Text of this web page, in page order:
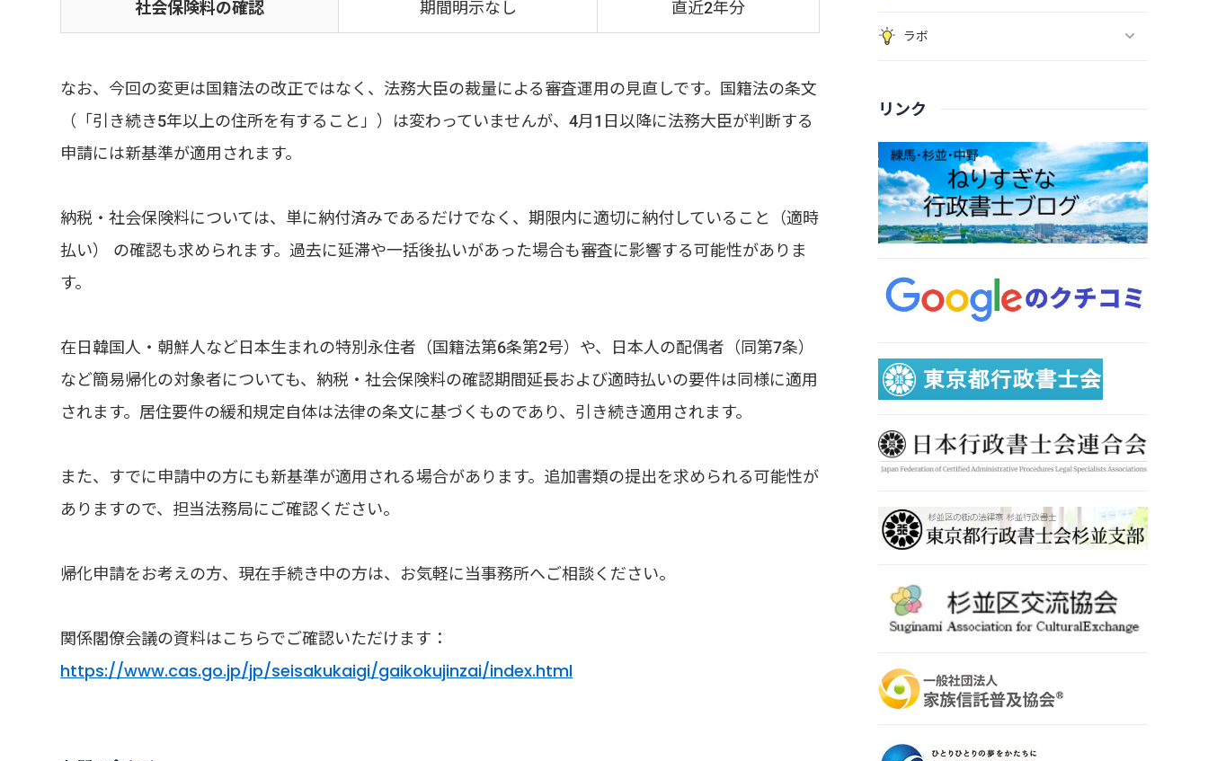
社会保険料の確認 期間明示なし 直近2年分
なお、今回の変更は国籍法の改正ではなく、法務大臣の裁量による審査運用の見直しです。国籍法の条文
（「引き続き5年以上の住所を有すること」）は変わっていませんが、4月1日以降に法務大臣が判断する
申請には新基準が適用されます。
納税・社会保険料については、単に納付済みであるだけでなく、期限内に適切に納付していること（適時
払い） の確認も求められます。過去に延滞や一括後払いがあった場合も審査に影響する可能性がありま
す。
在日韓国人・朝鮮人など日本生まれの特別永住者（国籍法第6条第2号）や、日本人の配偶者（同第7条）
など簡易帰化の対象者についても、納税・社会保険料の確認期間延長および適時払いの要件は同様に適用
されます。居住要件の緩和規定自体は法律の条文に基づくものであり、引き続き適用されます。
また、すでに申請中の方にも新基準が適用される場合があります。追加書類の提出を求められる可能性が
ありますので、担当法務局にご確認ください。
帰化申請をお考えの方、現在手続き中の方は、お気軽に当事務所へご相談ください。
関係閣僚会議の資料はこちらでご確認いただけます：
https://www.cas.go.jp/jp/seisakukaigi/gaikokujinzai/index.html
ラボ
リンク